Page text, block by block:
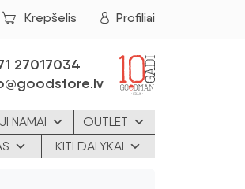
Krepšelis Profiliai
27017034
NAMAI
OUTLET
KITI DALYKAI